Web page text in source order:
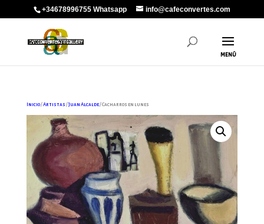
+34678996755 Whatsapp info@cafeconvertes.com
Inicio/Artistas /Juan Alcalde/ Cacharros en lunes